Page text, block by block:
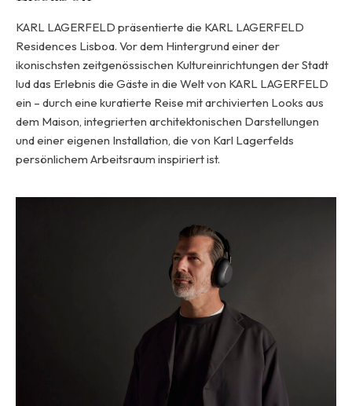
KARL LAGERFELD präsentierte die KARL LAGERFELD
Residences Lisboa. Vor dem Hintergrund einer der
ikonischsten zeitgenössischen Kultureinrichtungen der Stadt
lud das Erlebnis die Gäste in die Welt von KARL LAGERFELD
ein – durch eine kuratierte Reise mit archivierten Looks aus
dem Maison, integrierten architektonischen Darstellungen
und einer eigenen Installation, die von Karl Lagerfelds
persönlichem Arbeitsraum inspiriert ist.